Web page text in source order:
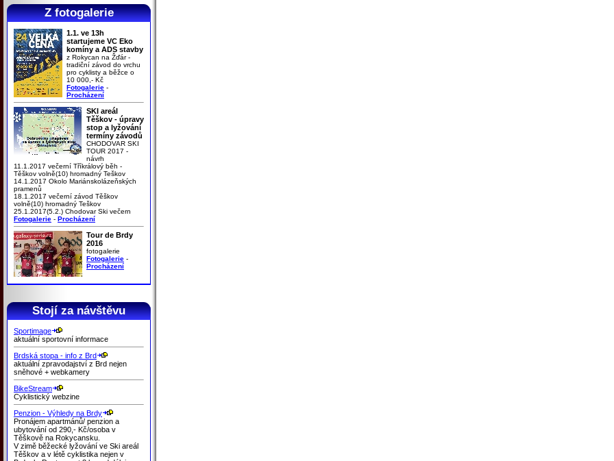
Z fotogalerie
1.1. ve 13h
startujeme VC Eko
komíny a ADS stavby
z Rokycan na Žďár -
tradiční závod do vrchu
pro cyklisty a běžce o
10 000,- Kč
Fotogalerie -
Procházení
SKI areál
Těškov - úpravy
stop a lyžování
termíny závodů
CHODOVAR SKI
TOUR 2017 -
návrh
11.1.2017 večerní Tříkrálový běh -
Těškov volně(10) hromadný Teškov
14.1.2017 Okolo Mariánskolázeňských
pramenů
18.1.2017 večerní závod Těškov
volně(10) hromadný Teškov
25.1.2017(5.2.) Chodovar Ski večern
Fotogalerie - Procházení
Tour de Brdy
2016
fotogalerie
Fotogalerie -
Procházení
Stojí za návštěvu
Sportimage
aktuální sportovní informace
Brdská stopa - info z Brd
aktuální zpravodajství z Brd nejen
sněhové + webkamery
BikeStream
Cyklistický webzine
Penzion - Výhledy na Brdy
Pronájem apartmánů/ penzion a
ubytování od 290,- Kč/osoba v
Těškově na Rokycansku.
V zimě běžecké lyžování ve Ski areál
Těškov a v létě cyklistika nejen v